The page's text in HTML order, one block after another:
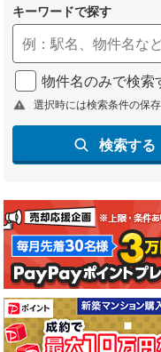
キーワードで探す
物件名のみで検索
選択時には検索条件の保
検索する